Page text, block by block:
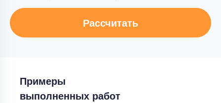
Рассчитать
Примеры
выполненных работ